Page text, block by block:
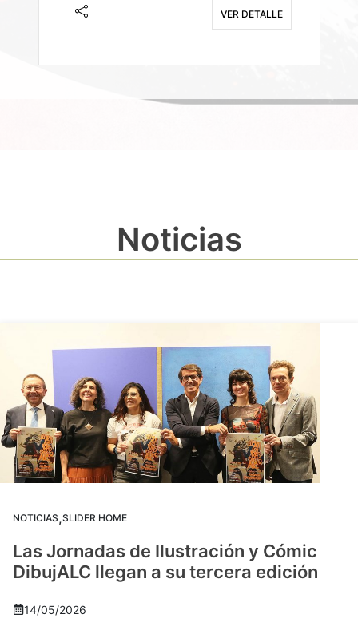
VER DETALLE
Noticias
NOTICIAS,SLIDER HOME
Las Jornadas de Ilustración y Cómic
DibujALC llegan a su tercera edición
14/05/2026